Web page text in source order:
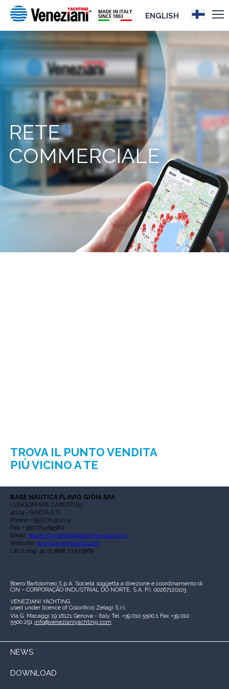
ENGLISH
RETE
COMMERCIALE
TROVA IL PUNTO VENDITA
PIÙ VICINO A TE
BASE NAUTICA FLAVIO GIOIA SPA
LUNGOMARE CABOTO 93
4024 - GAETA (LT)
Phone: +390771311013
Fax: +390771464580
Email: bruno.pignatiello@basenautica.com
Website: www.basenautica.com
Lat/Long: 41.213898,13.573969
Boero Bartolomeo S.p.A. Società soggetta a direzione e coordinamento di
CIN – CORPORAÇÃO INDUSTRIAL DO NORTE, S.A. P.I. 00267120103
VENEZIANI YACHTING
used under licence of Colorificio Zetagi S.r.l.
Via G. Macaggi 19 16121 Genova - Italy Tel. +39 010 5500.1 Fax +39 010
5500.291 info@venezianiyachting.com
NEWS
DOWNLOAD